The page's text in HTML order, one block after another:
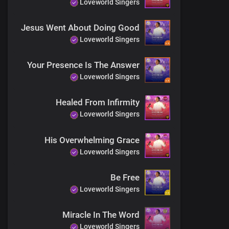
Loveworld Singers
Jesus Went About Doing Good
Loveworld Singers
Your Presence Is The Answer
Loveworld Singers
Healed From Infirmity
Loveworld Singers
His Overwhelming Grace
Loveworld Singers
Be Free
Loveworld Singers
Miracle In The Word
Loveworld Singers